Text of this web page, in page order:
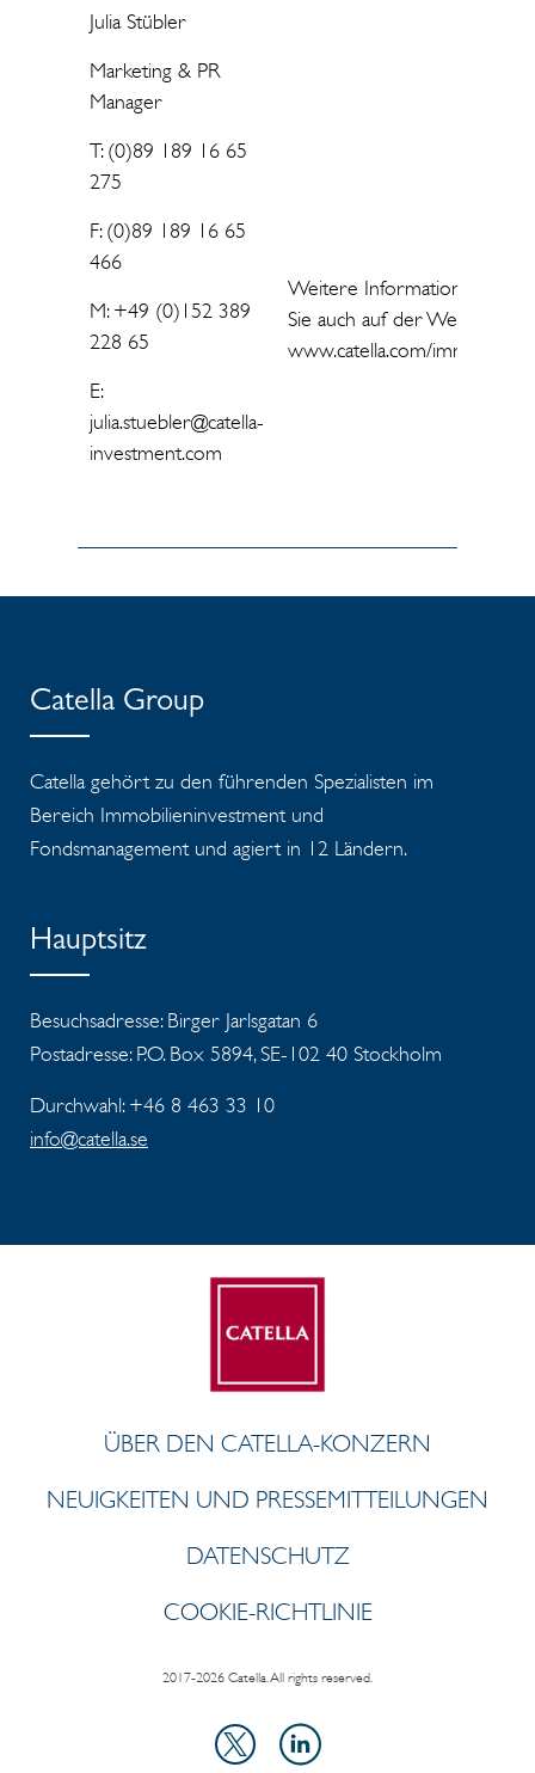
Julia Stübler
Marketing & PR
Manager
T: (0)89 189 16 65
275
F: (0)89 189 16 65
466
M: +49 (0)152 389
228 65
E:
julia.stuebler@catella-
investment.com
Weitere Informationen
Sie auch auf der Website
www.catella.com/
Catella Group
Catella gehört zu den führenden Spezialisten im
Bereich Immobilieninvestment und
Fondsmanagement und agiert in 12 Ländern.
Hauptsitz
Besuchsadresse: Birger Jarlsgatan 6
Postadresse: P.O. Box 5894, SE-102 40 Stockholm
Durchwahl: +46 8 463 33 10
info@catella.se
ÜBER DEN CATELLA-KONZERN
NEUIGKEITEN UND PRESSEMITTEILUNGEN
DATENSCHUTZ
COOKIE-RICHTLINIE
2017-2026 Catella. All rights reserved.
X
LinkedIn